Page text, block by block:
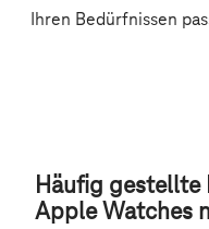
Häufig gestellte
Apple Watches